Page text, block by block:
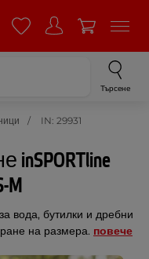
Търсене
IN: 29931
M
вода, бутилки и дребни
на размера. повече